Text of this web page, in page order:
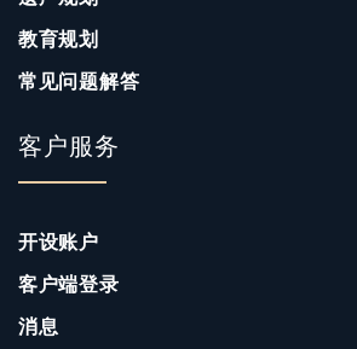
教育规划
常见问题解答
客户服务
开设账户
客户端登录
消息